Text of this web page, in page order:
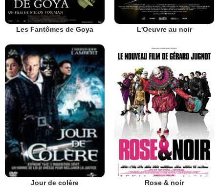
Les Fantômes de Goya L'Oeuvre au noir
Jour de colère Rose & noir